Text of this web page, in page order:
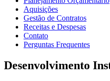
Aquisições
Gestão de Contratos
Receitas e Despesas
Contato
Perguntas Frequentes
Desenvolvimento